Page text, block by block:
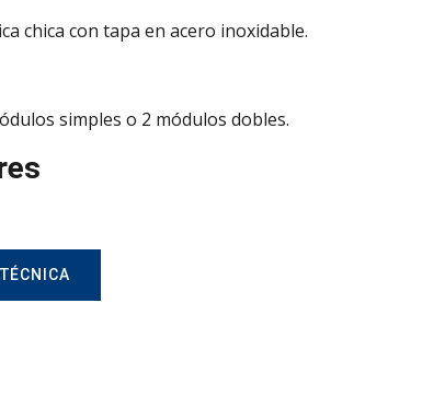
chica con tapa en acero inoxidable.
simples o 2 módulos dobles.